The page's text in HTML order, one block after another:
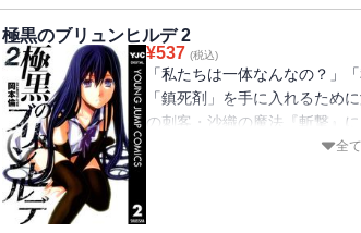
極黒のブリュンヒルデ 2
¥537 (税込)
「私たちは一体なんなの？」
「鎮死剤」を手に入れるため
の刺客・沙織の魔法『斬撃』
ラに切り刻まれてしまった寧
全